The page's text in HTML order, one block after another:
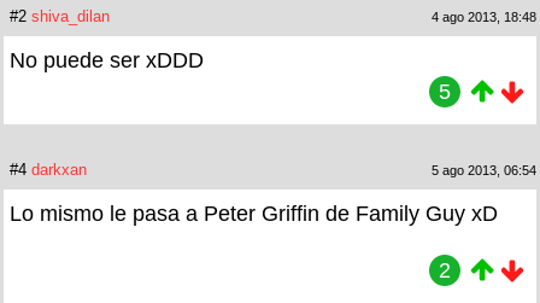
#2 shiva_dilan 4 ago 2013, 18:48
No puede ser xDDD
5
#4 darkxan 5 ago 2013, 06:54
Lo mismo le pasa a Peter Griffin de Family Guy xD
2